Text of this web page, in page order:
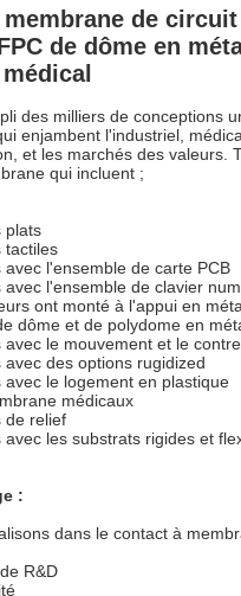
de
de dôme en
des milliers de conceptions
enjambent l'industriel,
et les marchés des valeurs.
qui incluent ;
plats
tactiles
l'ensemble de carte PCB
avec l'ensemble de clavier
ont monté à l'appui en
dôme et de polydome en
avec le mouvement et le
des options rugidized
avec le logement en plastique
médicaux
de relief
les substrats rigides et
:
dans le contact à
R&D